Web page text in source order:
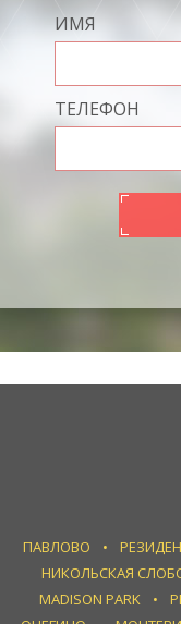
ИМЯ
ТЕЛЕФОН
ПАВЛОВО
НИКОЛЬСКАЯ
MADISON PARK